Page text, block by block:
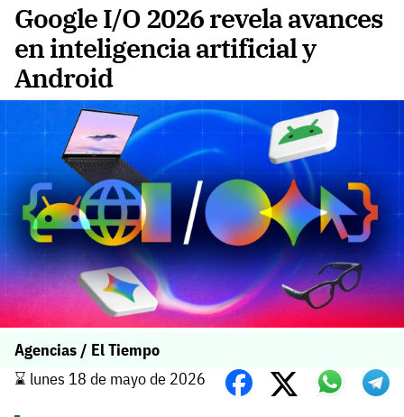
Google I/O 2026 revela avances
en inteligencia artificial y
Android
Agencias / El Tiempo
⌛️ lunes 18 de mayo de 2026